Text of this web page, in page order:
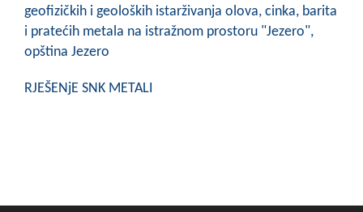
Obavještenja
Zaštita od požara
COVID 19
geofizičkih i geoloških istarživanja olova, cinka, barita
i pratećih metala na istražnom prostoru "Jezero",
opština Jezero
RJEŠENjE SNK METALI